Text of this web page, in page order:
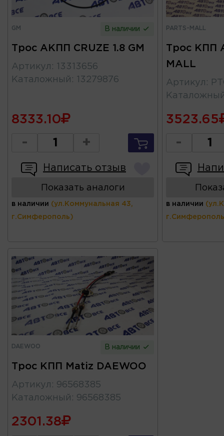
GM В наличии
Трос АКПП CRUZE 1.8 GM
Артикул :
13313656
Каталожный : 13279876
8333.10
- +
Написать отзыв
Показать аналоги
в наличии (ул.Коммунальная 43,
г.Симферополь)
PARTS-MALL
Трос КПП
MALL
Артикул :
3523.65
-
в наличии
DAEWOO В наличии
Трос КПП Matiz DAEWOO
Артикул : 96568385
Каталожный : 96568385
2301.38